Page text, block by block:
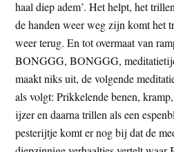
haal diep adem’. Het helpt, het
de handen weer weg zijn komt het
weer terug. En tot overmaat van
BONGGG, BONGGG,
maakt niks uit, de volgende
als volgt: Prikkelende benen,
ijzer en daarna trillen als een
pesterijtje komt er nog bij dat de